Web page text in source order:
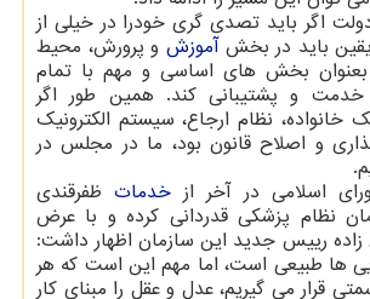
اگر باید تصدی گری خودرا در خیلی از
یقین باید در بخشآموزش و پرورش، محیط
بخش های اساسی و مهم با تمام
خدمت و پشتیبانی کند. همین طور اگر
خانواده، نظام ارجاع، سیستم الکترونیک
و اصلاح قانون بود، ما در مجلس در
اسلامی در آخر از خدماتظفرقندی
نظام پزشکی قدردانی کرده و با عرض
رییس جدید این سازمان اظهار داشت:
ها طبیعی است، اما مهم این است که هر
قرار می گیریم، عدل و عقل را مبنای کار